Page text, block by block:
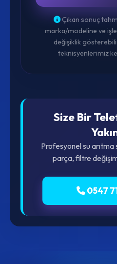
Çıkan sonuç
marka/modeline ve
değişiklik
teknisyenlerimiz
Size Bir
Profesyonel su
parça, filtre
0547